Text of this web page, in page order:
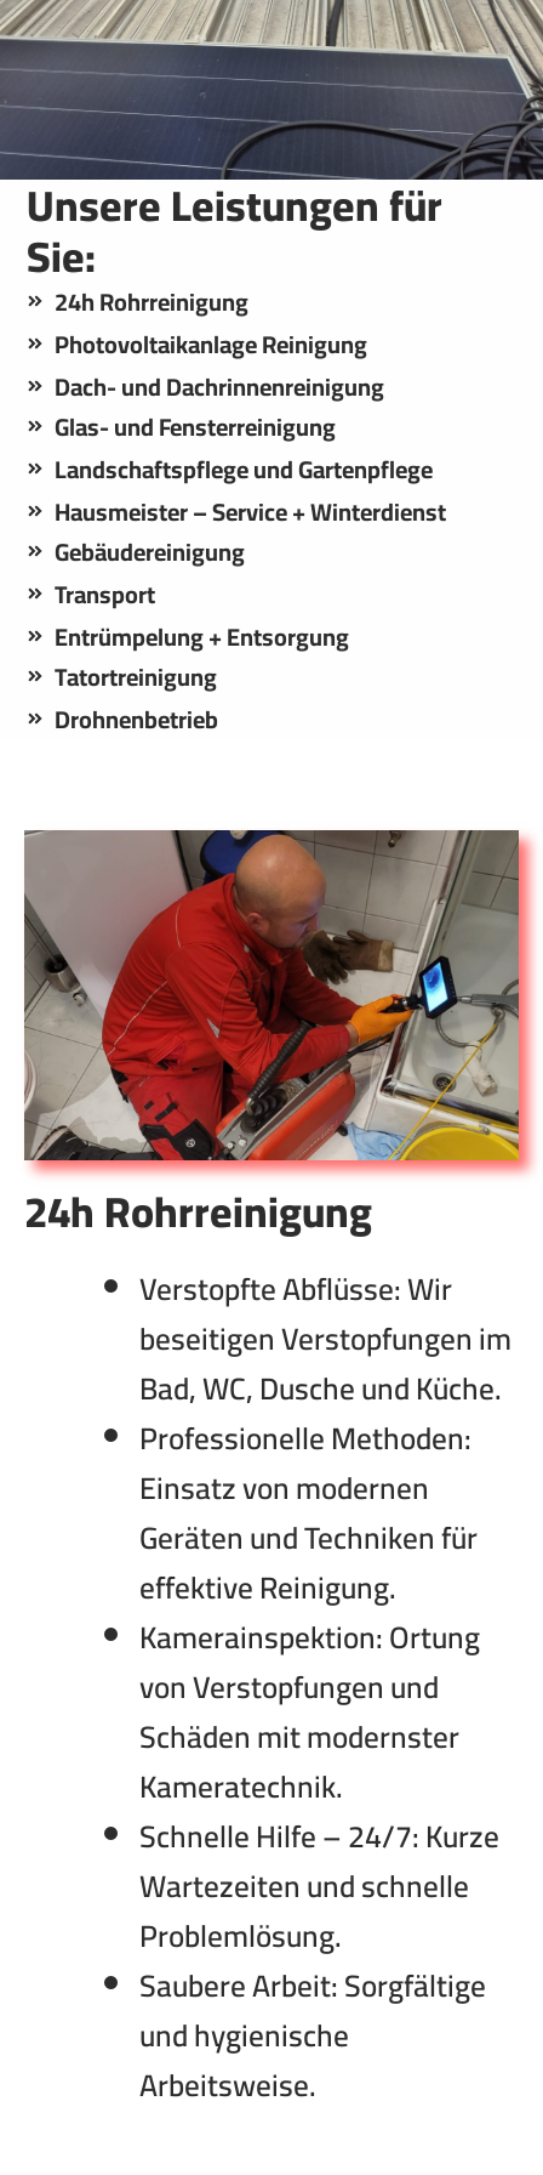
Unsere Leistungen
Unsere Leistungen für
Sie:
24h Rohrreinigung
Photovoltaikanlage Reinigung
Dach- und Dachrinnenreinigung
Glas- und Fensterreinigung
Landschaftspflege und Gartenpflege
Hausmeister – Service + Winterdienst
Gebäudereinigung
Transport
Entrümpelung + Entsorgung
Tatortreinigung
Drohnenbetrieb
24h Rohrreinigung
Verstopfte Abflüsse:Wir
beseitigen Verstopfungen im
Bad, WC, Dusche und Küche.
Professionelle Methoden:
Einsatz von modernen
Geräten und Techniken für
effektive Reinigung.
Kamerainspektion:Ortung
von Verstopfungen und
Schäden mit modernster
Kameratechnik.
Schnelle Hilfe – 24/7:Kurze
Wartezeiten und schnelle
Problemlösung.
Saubere Arbeit:Sorgfältige
und hygienische
Arbeitsweise.